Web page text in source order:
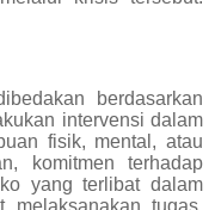
berdasarkan
intervensi dalam
fisik, mental, atau
komitmen terhadap
yang terlibat dalam